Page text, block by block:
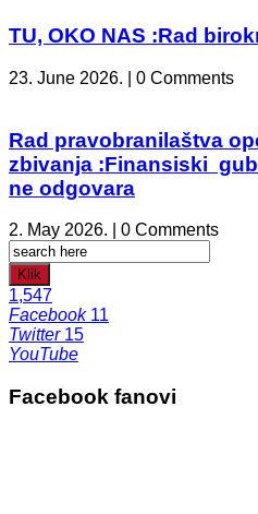
TU, OKO NAS :Rad
23. June 2026. | 0 Comments
Rad pravobranilaštva
zbivanja :Finansiski
ne odgovara
2. May 2026. | 0 Comments
Klik
1,547
Facebook 11
Twitter 15
YouTube
Facebook fanovi